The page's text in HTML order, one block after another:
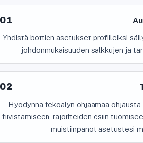
01
Yhdistä bottien asetukset profiileiksi
johdonmukaisuuden salkkujen ja
02
Hyödynnä tekoälyn ohjaamaa
tiivistämiseen, rajoitteiden esiin
muistiinpanot asetustesi